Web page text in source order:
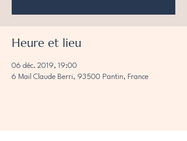
Heure et lieu
06 déc. 2019, 19:00
6 Mail Claude Berri, 93500 Pantin, France